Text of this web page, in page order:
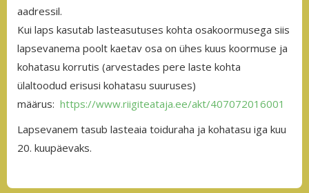
aadressil.
Kui laps kasutab lasteasutuses kohta osakoormusega siis
lapsevanema poolt kaetav osa on ühes kuus koormuse ja
kohatasu korrutis (arvestades pere laste kohta
ülaltoodud erisusi kohatasu suuruses)
määrus: https://www.riigiteataja.ee/akt/407072016001
Lapsevanem tasub lasteaia toiduraha ja kohatasu iga kuu
20. kuupäevaks.